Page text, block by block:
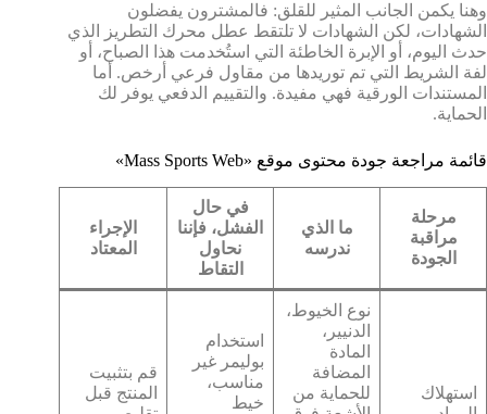
وهنا يكمن الجانب المثير للقلق: فالمشترون يفضلون
الشهادات، لكن الشهادات لا تلتقط عطل محرك التطريز الذي
حدث اليوم، أو الإبرة الخاطئة التي استُخدمت هذا الصباح، أو
لفة الشريط التي تم توريدها من مقاول فرعي أرخص. أما
المستندات الورقية فهي مفيدة. والتقييم الدفعي يوفر لك
الحماية.
قائمة مراجعة جودة محتوى موقع «Mass Sports Web»
مرحلة
مراقبة
الجودة
ما الذي
ندرسه
في حال
الفشل، فإننا
نحاول
التقاط
الإجراء
المعتاد
استهلاك
نوع الخيوط،
الدنيير،
المادة
المضافة
للحماية من
استخدام
بوليمر غير
مناسب،
خيط
قم بتثبيت
المنتج قبل